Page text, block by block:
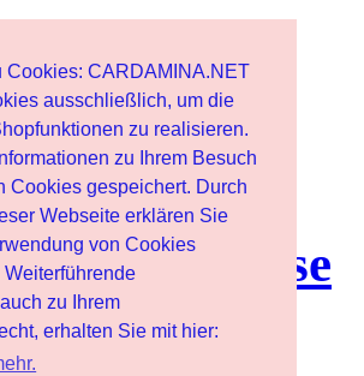
Cookies: CARDAMINA.NET
ausschließlich, um die
zu realisieren.
zu Ihrem Besuch
Cookies gespeichert. Durch
Webseite erklären Sie
von Cookies
zu Ihrem
erhalten Sie mit hier: